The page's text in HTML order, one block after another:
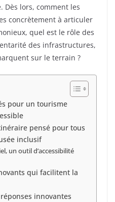
Dès lors, comment les
concrètement à articuler
quel est le rôle des
des infrastructures,
sur le terrain ?
pour un tourisme
pensé pour tous
inclusif
un outil d’accessibilité
qui facilitent la
innovantes